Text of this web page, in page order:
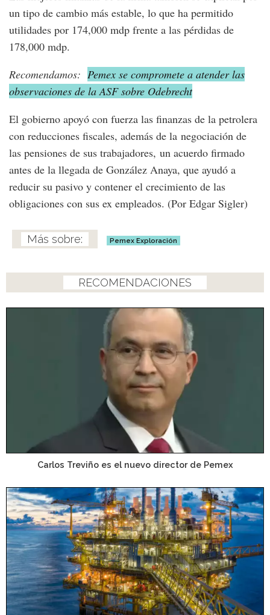
un tipo de cambio más estable, lo que ha permitido
utilidades por 174,000 mdp frente a las pérdidas de
178,000 mdp.
Recomendamos: Pemex se compromete a atender las
observaciones de la ASF sobre Odebrecht
El gobierno apoyó con fuerza las finanzas de la petrolera
con reducciones fiscales, además de la negociación de
las pensiones de sus trabajadores, un acuerdo firmado
antes de la llegada de González Anaya, que ayudó a
reducir su pasivo y contener el crecimiento de las
obligaciones con sus ex empleados. (Por Edgar Sigler)
Pemex Exploración
RECOMENDACIONES
Carlos Treviño es el nuevo director de Pemex